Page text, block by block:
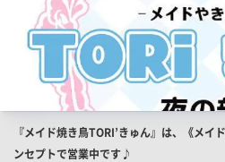
店
舗
『メイド焼き鳥TORI’きゅん』は、《メ
ンセプトで営業中です♪